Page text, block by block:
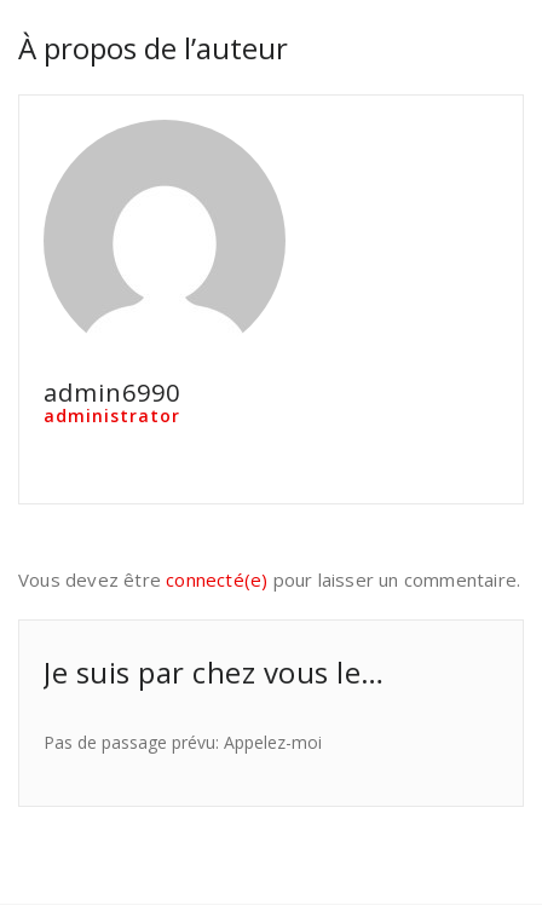
À propos de l’auteur
admin6990
administrator
Vous devez êtreconnecté(e) pour laisser un commentaire.
Je suis par chez vous le…
Pas de passage prévu: Appelez-moi